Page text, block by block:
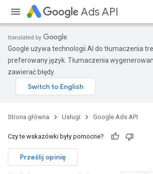
Ads API
Google używa technologii AI do tłumaczenia
preferowany język. Tłumaczenia
zawierać błędy.
Strona główna Usługi Google Ads API
Czy te wskazówki były pomocne?
Prześlij opinię